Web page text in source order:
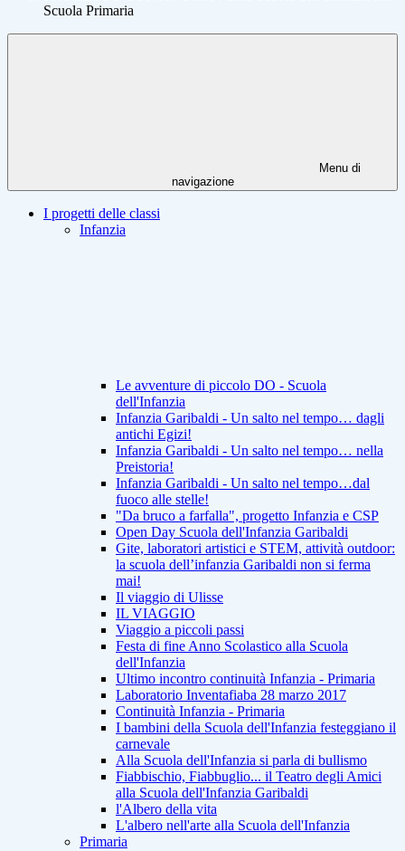
Scuola Primaria
Menu di
navigazione
I progetti delle classi
Infanzia
Le avventure di piccolo DO - Scuola
dell'Infanzia
Infanzia Garibaldi - Un salto nel tempo… dagli
antichi Egizi!
Infanzia Garibaldi - Un salto nel tempo… nella
Preistoria!
Infanzia Garibaldi - Un salto nel tempo…dal
fuoco alle stelle!
"Da bruco a farfalla", progetto Infanzia e CSP
Open Day Scuola dell'Infanzia Garibaldi
Gite, laboratori artistici e STEM, attività outdoor:
la scuola dell’infanzia Garibaldi non si ferma
mai!
Il viaggio di Ulisse
IL VIAGGIO
Viaggio a piccoli passi
Festa di fine Anno Scolastico alla Scuola
dell'Infanzia
Ultimo incontro continuità Infanzia - Primaria
Laboratorio Inventafiaba 28 marzo 2017
Continuità Infanzia - Primaria
I bambini della Scuola dell'Infanzia festeggiano il
carnevale
Alla Scuola dell'Infanzia si parla di bullismo
Fiabbischio, Fiabbuglio... il Teatro degli Amici
alla Scuola dell'Infanzia Garibaldi
l'Albero della vita
L'albero nell'arte alla Scuola dell'Infanzia
Primaria